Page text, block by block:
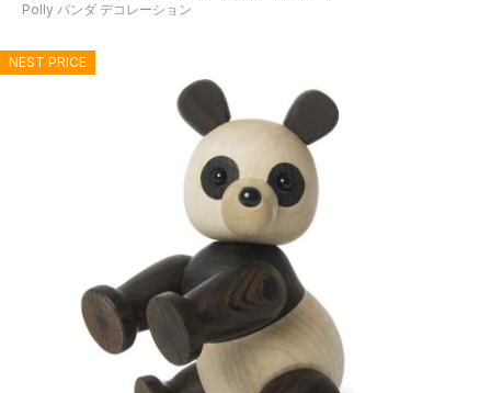
Polly パンダ デコレーション
NEST PRICE